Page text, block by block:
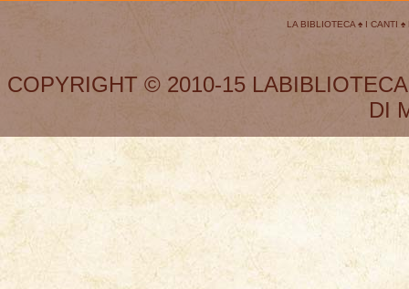
LA BIBLIOTECA♠ I CANTI ♠
COPYRIGHT © 2010-15
DI